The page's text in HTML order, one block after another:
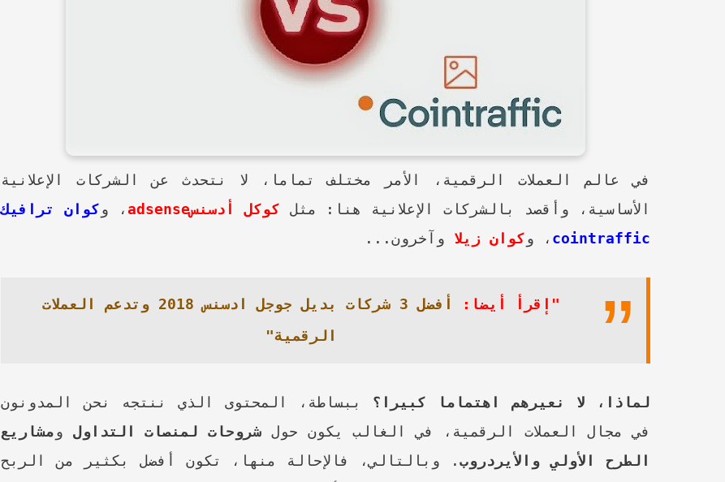
في عالم العملات الرقمية، الأمر مختلف تماما، لا نتحدث عن الشركات الإعلانية
الأساسية، وأقصد بالشركات الإعلانية هنا: مثل كوكل أدسنسadsense ، وكوان ترافيك
cointraffic ، وكوان زيلا وآخرون...
"إقرأ أيضا:
أفضل 3 شركات بديل جوجل ادسنس 2018 وتدعم العملات
الرقمية"
لماذا، لا نعيرهم اهتماما كبيرا؟ ببساطة، المحتوى الذي ننتجه نحن المدونون
في مجال العملات الرقمية، في الغالب يكون حول شروحات لمنصات التداول ومشاريع
الطرح الأولي والأيردروب. وبالتالي، فالإحالة منها، تكون أفضل بكثير من الربح